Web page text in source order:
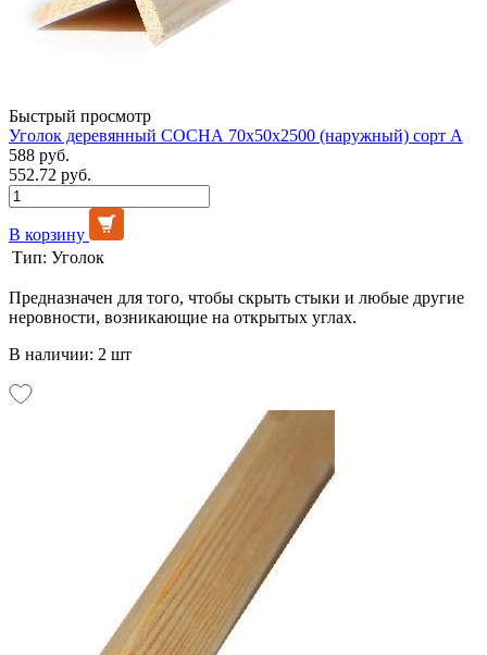
Быстрый просмотр
Уголок деревянный СОСНА 70х50х2500 (наружный) сорт А
588 руб.
552.72 руб.
В корзину
Тип: Уголок
Предназначен для того, чтобы скрыть стыки и любые другие
неровности, возникающие на открытых углах.
В наличии: 2 шт